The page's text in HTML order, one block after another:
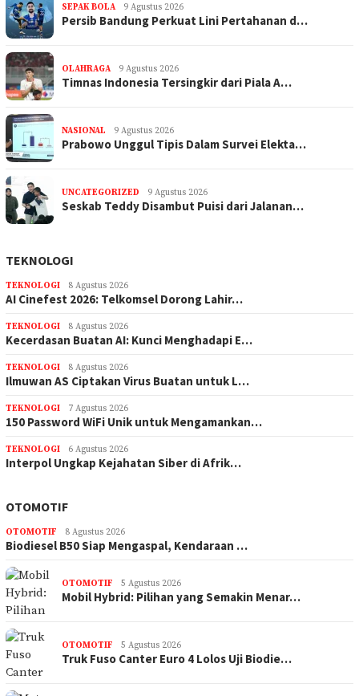
SEPAK BOLA 9 Agustus 2026
Persib Bandung Perkuat Lini Pertahanan d…
OLAHRAGA 9 Agustus 2026
Timnas Indonesia Tersingkir dari Piala A…
NASIONAL 9 Agustus 2026
Prabowo Unggul Tipis Dalam Survei Elekta…
UNCATEGORIZED 9 Agustus 2026
Seskab Teddy Disambut Puisi dari Jalanan…
TEKNOLOGI
TEKNOLOGI 8 Agustus 2026
AI Cinefest 2026: Telkomsel Dorong Lahir…
TEKNOLOGI 8 Agustus 2026
Kecerdasan Buatan AI: Kunci Menghadapi E…
TEKNOLOGI 8 Agustus 2026
Ilmuwan AS Ciptakan Virus Buatan untuk L…
TEKNOLOGI 7 Agustus 2026
150 Password WiFi Unik untuk Mengamankan…
TEKNOLOGI 6 Agustus 2026
Interpol Ungkap Kejahatan Siber di Afrik…
OTOMOTIF
OTOMOTIF 8 Agustus 2026
Biodiesel B50 Siap Mengaspal, Kendaraan …
OTOMOTIF 5 Agustus 2026
Mobil Hybrid: Pilihan yang Semakin Menar…
OTOMOTIF 5 Agustus 2026
Truk Fuso Canter Euro 4 Lolos Uji Biodie…